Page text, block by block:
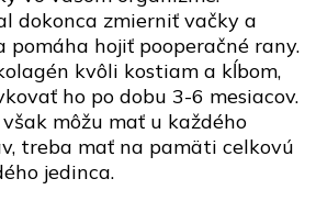
dokonca zmierniť vačky a
pomáha hojiť pooperačné rany.
kvôli kostiam a kĺbom,
ho po dobu 3-6 mesiacov.
môžu mať u každého
treba mať na pamäti celkovú
jedinca.